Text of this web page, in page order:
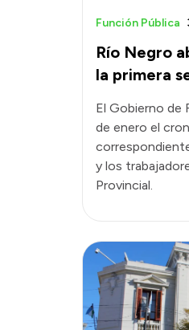
Río Negro
la primera
Función Pública
El Gobierno de
de enero el
y los
Provincial.